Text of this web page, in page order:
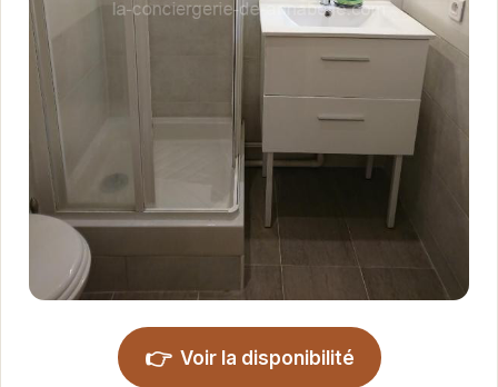
👉 Voir la disponibilité